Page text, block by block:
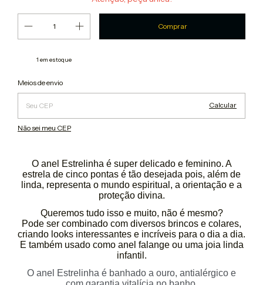
1 em estoque
Entregas para o CEP:
Meios de envio
Calcular
Não sei meu CEP
O anel Estrelinha é super delicado e feminino. A
estrela de cinco pontas é tão desejada pois, além de
linda, representa o mundo espiritual, a orientação e a
proteção divina.
Queremos tudo isso e muito, não é mesmo?
Pode ser combinado com diversos brincos e colares,
criando looks interessantes e incríveis para o dia a dia.
E também usado como anel falange ou uma joia linda
infantil.
O anel Estrelinha é banhado a ouro, antialérgico e